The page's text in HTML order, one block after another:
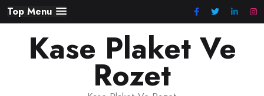
Skip
to
content
Top Menu
Kase Plaket Ve
Rozet